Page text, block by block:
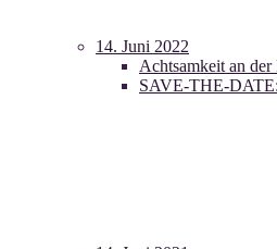
14. Juni 2022
Achtsamkeit an
SAVE-THE-